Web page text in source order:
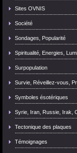
Sites OVNIS
Société
Sondages, Popularité
Spiritualité, Energies,
Surpopulation
Survie, Réveillez-vous,
Symboles ésotériques
Syrie, Iran, Russie, Irak,
Tectonique des plaques
Témoignages